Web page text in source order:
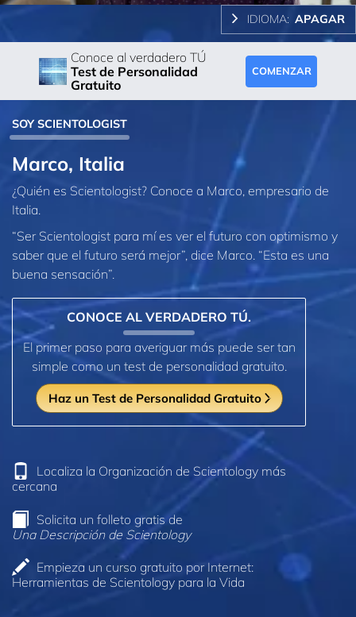
IDIOMA: APAGAR
Conoce al verdadero TÚ
Test de Personalidad
Gratuito
COMENZAR
SOY SCIENTOLOGIST
Marco, Italia
¿Quién es Scientologist? Conoce a Marco, empresario de
Italia.
“Ser Scientologist para mí es ver el futuro con optimismo y
saber que el futuro será mejor”, dice Marco. “Esta es una
buena sensación”.
CONOCE AL VERDADERO TÚ.
El primer paso para averiguar más puede ser tan
simple como un test de personalidad gratuito.
Haz un Test de Personalidad Gratuito
Localiza la Organización de Scientology más
cercana
Solicita un folleto gratis de
Una Descripción de Scientology
Empieza un curso gratuito por Internet:
Herramientas de Scientology para la Vida